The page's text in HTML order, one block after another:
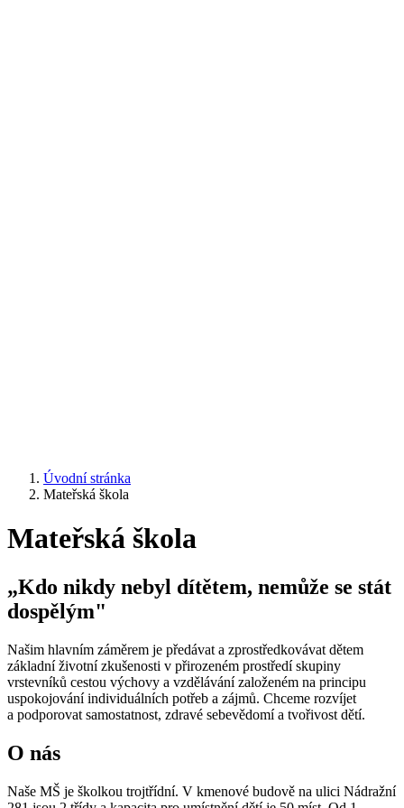
Úvodní stránka
Mateřská škola
Mateřská škola
„Kdo nikdy nebyl dítětem, nemůže se stát
dospělým"
Našim hlavním záměrem je předávat a zprostředkovávat dětem
základní životní zkušenosti v přirozeném prostředí skupiny
vrstevníků cestou výchovy a vzdělávání založeném na principu
uspokojování individuálních potřeb a zájmů. Chceme rozvíjet
a podporovat samostatnost, zdravé sebevědomí a tvořivost dětí.
O nás
Naše MŠ je školkou trojtřídní. V kmenové budově na ulici Nádražní